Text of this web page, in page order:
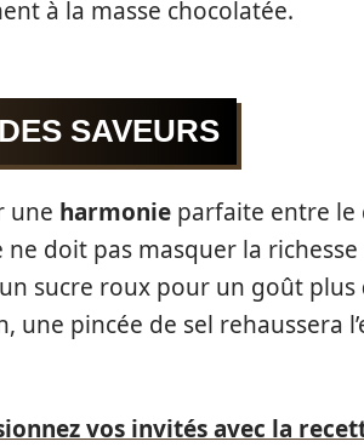
à la masse chocolatée.
SAVEURS
une harmonie parfaite entre le
doit pas masquer la
sucre roux pour un goût plus
une pincée de sel rehaussera
vos invités avec la